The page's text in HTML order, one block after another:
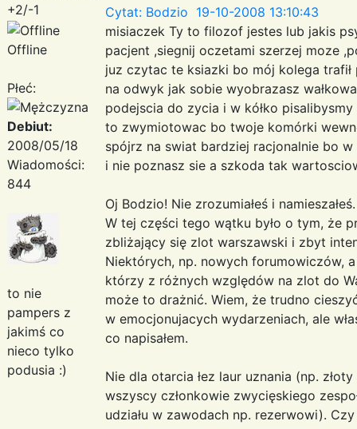
+2/-1
Offline
Płeć:
Debiut:
2008/05/18
Wiadomości:
844
to nie
pampers z
jakimś co
nieco tylko
podusia :)
Cytat: Bodzio 19-10-2008 13:10:43
misiaczek Ty to filozof jestes lub jakis
pacjent ,siegnij oczetami szerzej moze
juz czytac te ksiazki bo mój kolega
na odwyk jak sobie wyobrazasz
podejscia do zycia i w kółko
to zwymiotowac bo twoje komórki
spójrz na swiat bardziej racjonalnie bo
i nie poznasz sie a szkoda tak
Oj Bodzio! Nie zrozumiałeś i namieszałeś.
W tej części tego wątku było o tym, że
zbliżający się zlot warszawski i zbyt
Niektórych, np. nowych forumowiczów,
którzy z różnych względów na zlot do
może to drażnić. Wiem, że trudno
w emocjonujacych wydarzeniach, ale
co napisałem.
Nie dla otarcia łez laur uznania (np.
wszyscy członkowie zwycięskiego
udziału w zawodach np. rezerwowi).